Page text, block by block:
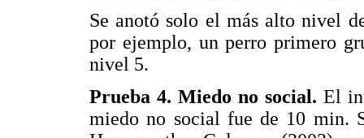
Se anotó solo el más alto nivel
por ejemplo, un perro primero
nivel 5.
Prueba 4. Miedo no social. El
miedo no social fue de 10 min.